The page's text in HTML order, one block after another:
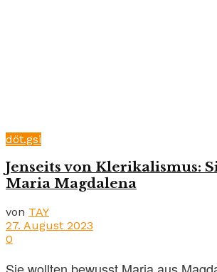
döt.gsi
Jenseits von Klerikalismus:
Maria Magdalena
von TAY
27. August 2023
0